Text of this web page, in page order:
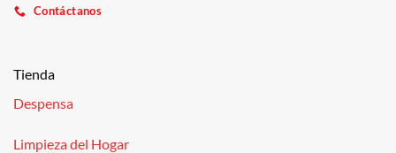
Contáctanos
Tienda
Despensa
Limpieza del Hogar